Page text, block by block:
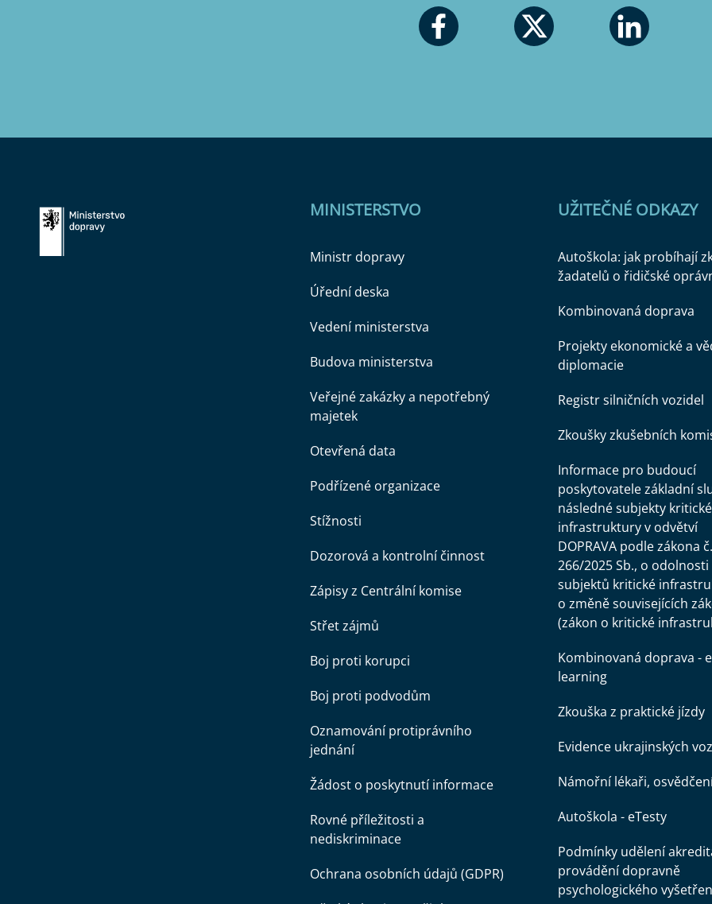
MINISTERSTVO
Ministr dopravy
Úřední deska
Vedení ministerstva
Budova ministerstva
Veřejné zakázky a nepotřebný
majetek
Otevřená data
Podřízené organizace
Stížnosti
Dozorová a kontrolní činnost
Zápisy z Centrální komise
Střet zájmů
Boj proti korupci
Boj proti podvodům
Oznamování protiprávního
jednání
Žádost o poskytnutí informace
Rovné příležitosti a
nediskriminace
Ochrana osobních údajů (GDPR)
UŽITEČNÉ ODKAZY
Autoškola: jak probíhají
žadatelů o řidičské
Kombinovaná doprava
Projekty ekonomické a
diplomacie
Registr silničních vozidel
Zkoušky zkušebních
Informace pro budoucí
poskytovatele základní
následné subjekty kritické
infrastruktury v odvětví
DOPRAVA podle zákona č.
266/2025 Sb., o odolnosti
subjektů kritické
o změně souvisejících
(zákon o kritické
Kombinovaná doprava -
learning
Zkouška z praktické jízdy
Evidence ukrajinských
Námořní lékaři,
Autoškola - eTesty
Podmínky udělení
provádění dopravně
psychologického